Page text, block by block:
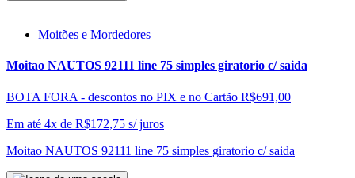
Moitões e Mordedores
Moitao NAUTOS 92111 line 75 simples giratorio c/ saida
BOTA FORA - descontos no PIX e no Cartão R$691,00
Em até 4x de R$172,75 s/ juros
Moitao NAUTOS 92111 line 75 simples giratorio c/ saida